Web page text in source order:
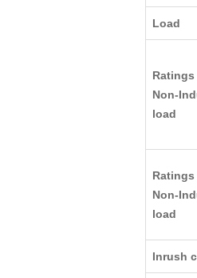
Load
Ratings
Non-
load
Ratings
Non-
load
Inrush